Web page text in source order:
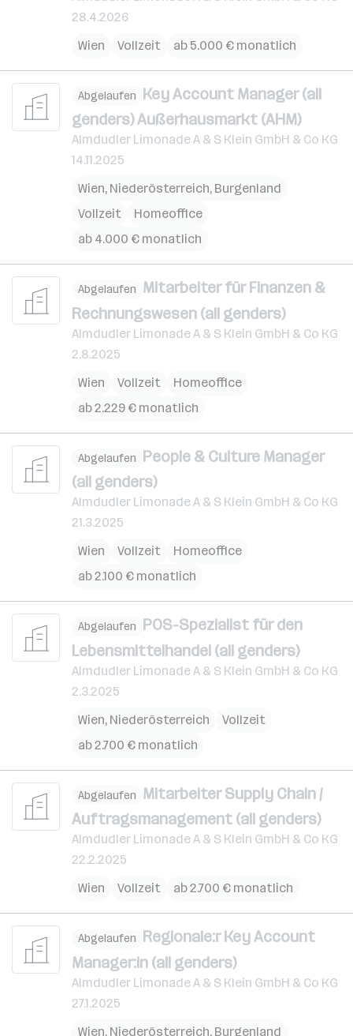
28.4.2026
Wien
Vollzeit ab 5.000 € monatlich
Abgelaufen Key Account Manager (all
genders) Außerhausmarkt (AHM)
Almdudler Limonade A & S Klein GmbH & Co KG
14.11.2025
Wien, Niederösterreich, Burgenland
Vollzeit
Homeoffice
ab 4.000 € monatlich
Abgelaufen Mitarbeiter für Finanzen &
Rechnungswesen (all genders)
Almdudler Limonade A & S Klein GmbH & Co KG
2.8.2025
Wien
Vollzeit
Homeoffice
ab 2.229 € monatlich
Abgelaufen People & Culture Manager
(all genders)
Almdudler Limonade A & S Klein GmbH & Co KG
21.3.2025
Wien
Vollzeit
Homeoffice
ab 2.100 € monatlich
Abgelaufen POS-Spezialist für den
Lebensmittelhandel (all genders)
Almdudler Limonade A & S Klein GmbH & Co KG
2.3.2025
Wien, Niederösterreich
Vollzeit
ab 2.700 € monatlich
Abgelaufen Mitarbeiter Supply Chain /
Auftragsmanagement (all genders)
Almdudler Limonade A & S Klein GmbH & Co KG
22.2.2025
Wien
Vollzeit ab 2.700 € monatlich
Abgelaufen Regionale:r Key Account
Manager:in (all genders)
Almdudler Limonade A & S Klein GmbH & Co KG
27.1.2025
Wien, Niederösterreich, Burgenland